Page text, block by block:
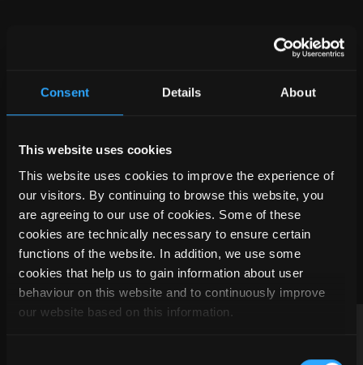
Consent Details About
This website uses cookies
This website uses cookies to improve the experience of
our visitors. By continuing to browse this website, you
are agreeing to our use of cookies. Some of these
cookies are technically necessary to ensure certain
functions of the website. In addition, we use some
cookies that help us to gain information about user
behaviour on this website and to continuously improve
our website based on this information.
WAS UNSERE
KUNDEN SAGEN